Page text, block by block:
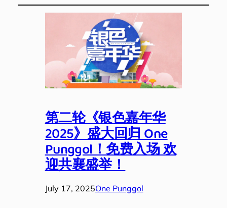
第二轮《银色嘉年华
2025》盛大回归 One
Punggol！免费入场 欢
迎共襄盛举！
July 17, 2025One Punggol